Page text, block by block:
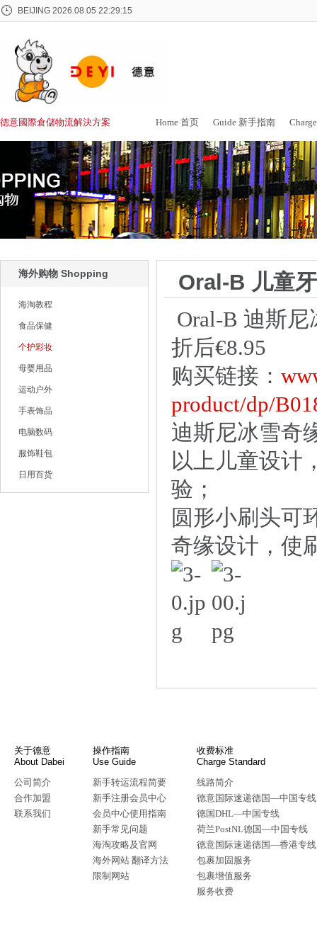
BEIJING 2026.08.05 22:29:15
德意國際倉儲物流解決方案 Home 首页 Guide 新手指南
海外购物 Shopping
海淘教程
食品保健
个护彩妆
母婴用品
运动户外
手表饰品
电脑数码
服饰鞋包
日用百货
Oral-B 儿童
Oral-B 迪斯
折后€8.95
购买链接：
product/dp/
迪斯尼冰雪奇
以上儿童设计
验；
圆形小刷头可
奇缘设计，使
关于德意
About Dabei
公司简介
合作加盟
联系我们
操作指南
Use Guide
新手转运流程简要
新手注册会员中心
会员中心使用指南
新手常见问题
海淘攻略及官网
海外网站 翻译方法
限制网站
收费标准
Charge Standard
线路简介
德意国际速递德国—中国专线
德国DHL—中国专线
荷兰PostNL德国—中国专线
德意国际速递德国—香港专线
包裹加固服务
包裹增值服务
服务收费